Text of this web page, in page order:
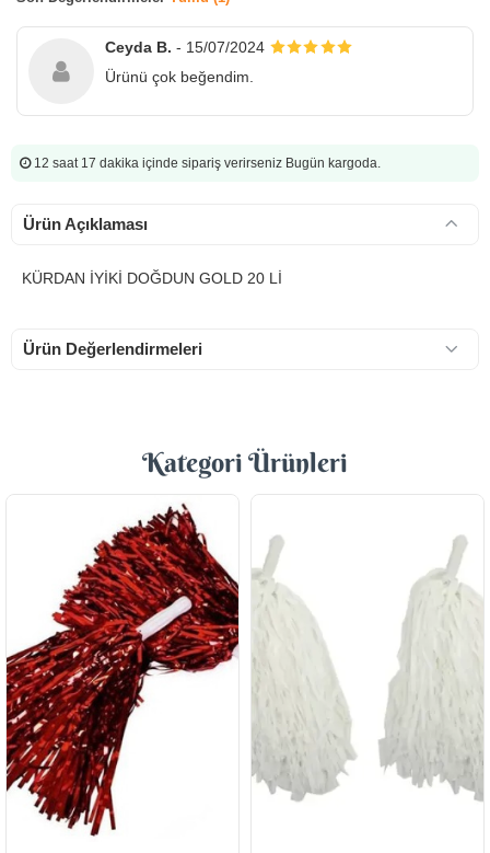
Ceyda B. - 15/07/2024
Ürünü çok beğendim.
12 saat 17 dakika içinde sipariş verirseniz Bugün kargoda.
Ürün Açıklaması
KÜRDAN İYİKİ DOĞDUN GOLD 20 Lİ
Ürün Değerlendirmeleri
Kategori Ürünleri